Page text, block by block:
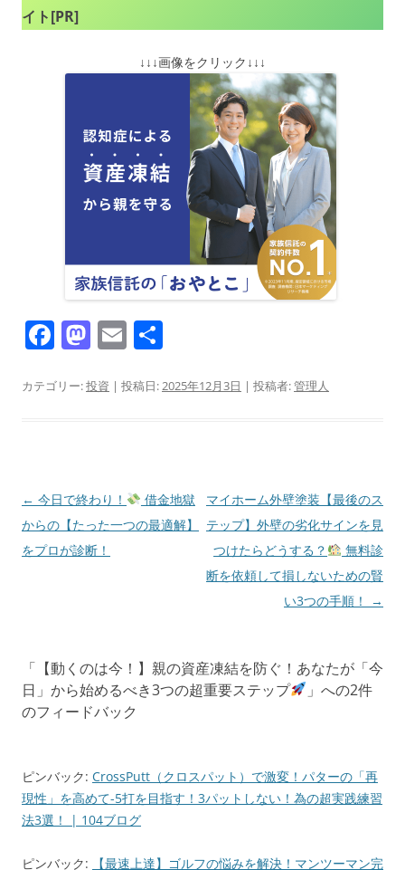
イト[PR]
↓↓↓画像をクリック↓↓↓
F
a
c
o
k
M
a
st
n
E
m
ai
カテゴリー:投資 | 投稿日: 2025年12月3日 | 投稿者:管理人
投
稿
ナ
ン
← 今日で終わり！
借金地獄
からの【たった一つの最適解】
をプロが診断！
マイホーム外壁塗装【最後のス
テップ】外壁の劣化サインを見
つけたらどうする？
無料診
断を依頼して損しないための賢
い3つの手順！
→
「 【動くのは今！】親の資産凍結を防ぐ！あなたが「今
日」から始めるべき3つの超重要ステップ
」への2件
のフィードバック
ピンバック: CrossPutt（クロスパット）で激変！パターの「再
現性」を高めて-5打を目指す！3パットしない！為の超実践練習
法3選！ | 104ブログ
ピンバック: 【最速上達】ゴルフの悩みを解決！マンツーマン完